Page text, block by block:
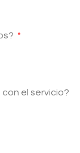
el servicio?